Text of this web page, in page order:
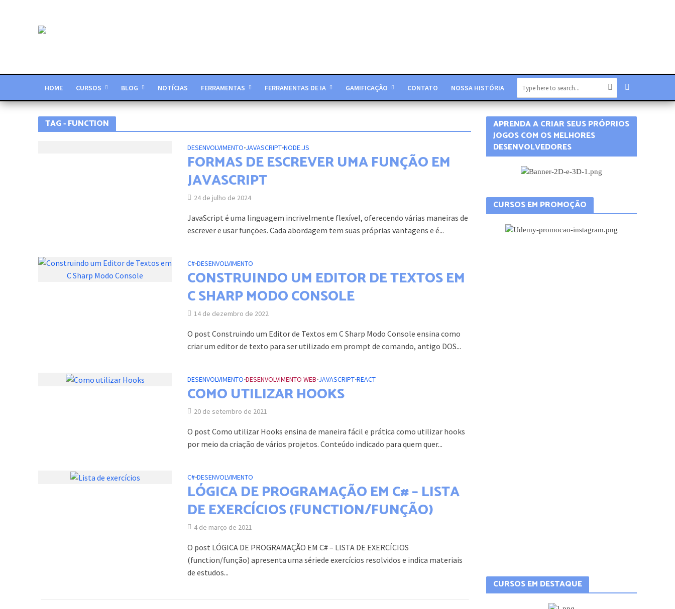
HOME CURSOS BLOG NOTÍCIAS FERRAMENTAS FERRAMENTAS DE IA GAMIFICAÇÃO CONTATO NOSSA HISTÓRIA
TAG - FUNCTION
DESENVOLVIMENTO•JAVASCRIPT•NODE.JS
FORMAS DE ESCREVER UMA FUNÇÃO EM
JAVASCRIPT
24 de julho de 2024
JavaScript é uma linguagem incrivelmente flexível, oferecendo várias maneiras de
escrever e usar funções. Cada abordagem tem suas próprias vantagens e é...
C#•DESENVOLVIMENTO
CONSTRUINDO UM EDITOR DE TEXTOS EM
C SHARP MODO CONSOLE
14 de dezembro de 2022
O post Construindo um Editor de Textos em C Sharp Modo Console ensina como
criar um editor de texto para ser utilizado em prompt de comando, antigo DOS...
DESENVOLVIMENTO•DESENVOLVIMENTO WEB•JAVASCRIPT•REACT
COMO UTILIZAR HOOKS
20 de setembro de 2021
O post Como utilizar Hooks ensina de maneira fácil e prática como utilizar hooks
por meio da criação de vários projetos. Conteúdo indicado para quem quer...
C#•DESENVOLVIMENTO
LÓGICA DE PROGRAMAÇÃO EM C# – LISTA
DE EXERCÍCIOS (FUNCTION/FUNÇÃO)
4 de março de 2021
O post LÓGICA DE PROGRAMAÇÃO EM C# – LISTA DE EXERCÍCIOS
(function/função) apresenta uma sériede exercícios resolvidos e indica materiais
de estudos...
APRENDA A CRIAR SEUS PRÓPRIOS
JOGOS COM OS MELHORES
DESENVOLVEDORES